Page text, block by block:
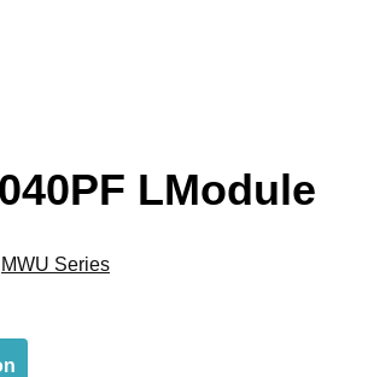
LModule
MWU Series